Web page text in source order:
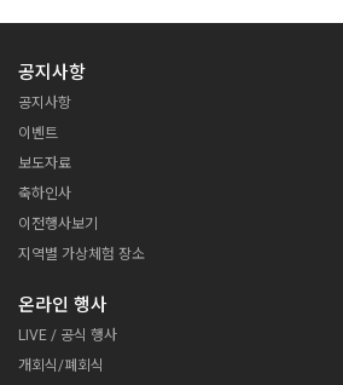
12.7 가자! 미래교육 탐험
12.8 학생진로 체험의 날 (Ⅰ)
10:00~12:00
AI시대 인성과 교육의 방향
진로관련 명사강연 Ⅰ-1
상상을 현실로 만드는 법 (데니스 홍 교수)
LINC+ 캡스톤디자인 옥션마켓
람자 모의 투자 진행
공지사항
공지사항
이벤트
보도자료
축하인사
이전행사보기
지역별 가상체험 장소
온라인 행사
LIVE / 공식 행사
개회식/폐회식